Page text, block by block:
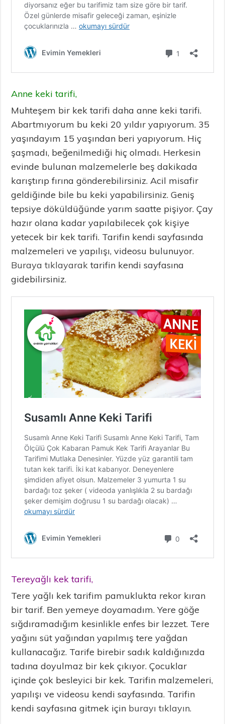
Anne keki tarifi,
Muhteşem bir kek tarifi daha anne keki tarifi.
Abartmıyorum bu keki 20 yıldır yapıyorum. 35
yaşındayım 15 yaşından beri yapıyorum. Hiç
şaşmadı, beğenilmediği hiç olmadı. Herkesin
evinde bulunan malzemelerle beş dakikada
karıştırıp fırına gönderebilirsiniz. Acil misafir
geldiğinde bile bu keki yapabilirsiniz. Geniş
tepsiye döküldüğünde yarım saatte pişiyor. Çay
hazır olana kadar yapılabilecek çok kişiye
yetecek bir kek tarifi. Tarifin kendi sayfasında
malzemeleri ve yapılışı, videosu bulunuyor.
Buraya tıklayarak tarifin kendi sayfasına
gidebilirsiniz.
Tereyağlı kek tarifi,
Tere yağlı kek tarifim pamuklukta rekor kıran
bir tarif. Ben yemeye doyamadım. Yere göğe
sığdıramadığım kesinlikle enfes bir lezzet. Tere
yağını süt yağından yapılmış tere yağdan
kullanacağız. Tarife birebir sadık kaldığınızda
tadına doyulmaz bir kek çıkıyor. Çocuklar
içinde çok besleyici bir kek. Tarifin malzemeleri,
yapılışı ve videosu kendi sayfasında. Tarifin
kendi sayfasına gitmek için burayı tıklayın.